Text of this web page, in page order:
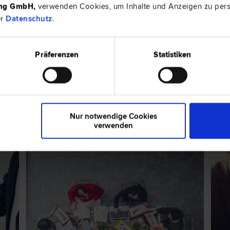
GmbH, verwenden Cookies, um Inhalte und Anzeigen zu
Datenschutz.
Präferenzen Statistiken
Nur notwendige Cookies
verwenden
| Gesellschafts­recht | Liegenschafts- und
zum Thema "Gesellschaftsrecht"
RECHTSNEWS